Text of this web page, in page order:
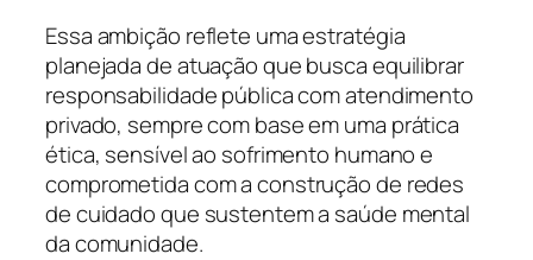
Essa ambição reflete uma estratégia
planejada de atuação que busca equilibrar
responsabilidade pública com atendimento
privado, sempre com base em uma prática
ética, sensível ao sofrimento humano e
comprometida com a construção de redes
de cuidado que sustentem a saúde mental
da comunidade.